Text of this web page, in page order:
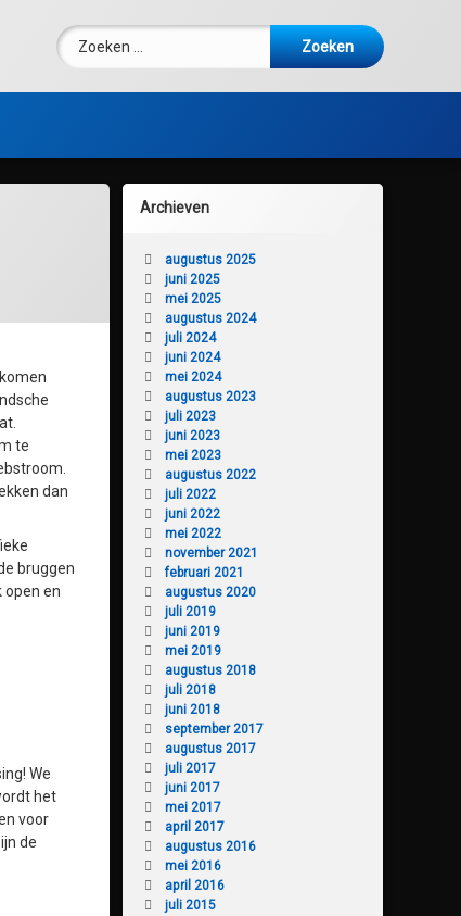
Zoeken naar:
te
dan
bruggen
open en
We
het
voor
de
Archieven
augustus 2025
juni 2025
mei 2025
augustus 2024
juli 2024
juni 2024
mei 2024
augustus 2023
juli 2023
juni 2023
mei 2023
augustus 2022
juli 2022
juni 2022
mei 2022
november 2021
februari 2021
augustus 2020
juli 2019
juni 2019
mei 2019
augustus 2018
juli 2018
juni 2018
september 2017
augustus 2017
juli 2017
juni 2017
mei 2017
april 2017
augustus 2016
mei 2016
april 2016
juli 2015